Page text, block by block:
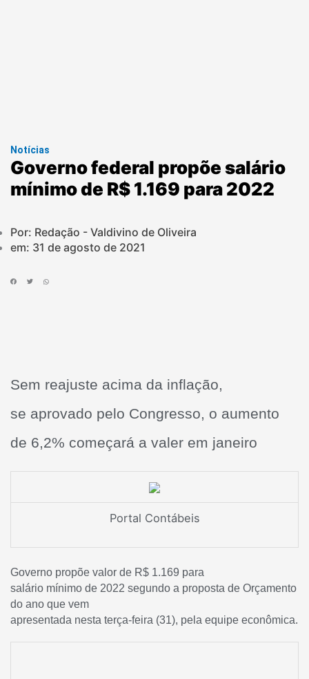
Notícias
Governo federal propõe salário
mínimo de R$ 1.169 para 2022
Por: Redação - Valdivino de Oliveira
em: 31 de agosto de 2021
Sem reajuste acima da inflação,
se aprovado pelo Congresso, o aumento
de 6,2% começará a valer em janeiro
Portal Contábeis
Governo propõe valor de R$ 1.169 para
salário mínimo de 2022 segundo a proposta de Orçamento
do ano que vem
apresentada nesta terça-feira (31), pela equipe econômica.